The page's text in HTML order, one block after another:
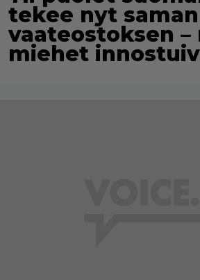
tekee nyt saman
vaateostoksen –
miehet